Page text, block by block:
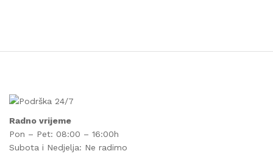
Radno vrijeme
Pon – Pet: 08:00 – 16:00h
Subota i Nedjelja: Ne radimo